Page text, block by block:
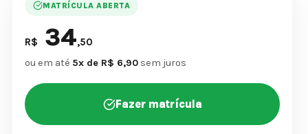
MATRÍCULA ABERTA
R$ 34,50
ou em até 5x de R$ 6,90 sem juros
Fazer matrícula